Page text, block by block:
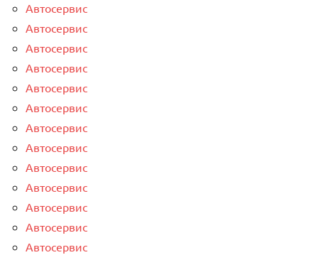
Автосервис
Автосервис
Автосервис
Автосервис
Автосервис
Автосервис
Автосервис
Автосервис
Автосервис
Автосервис
Автосервис
Автосервис
Автосервис